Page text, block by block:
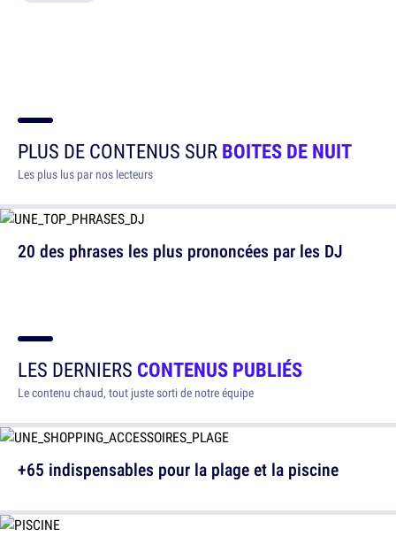
PLUS DE CONTENUS SURBOITES DE NUIT
Les plus lus par nos lecteurs
20 des phrases les plus prononcées par les DJ
LES DERNIERS CONTENUS PUBLIÉS
Le contenu chaud, tout juste sorti de notre équipe
+65 indispensables pour la plage et la piscine